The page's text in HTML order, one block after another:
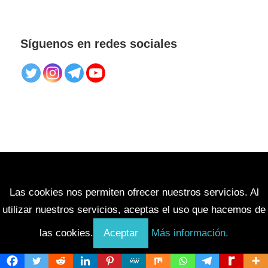
Síguenos en redes sociales
Las cookies nos permiten ofrecer nuestros servicios. Al
utilizar nuestros servicios, aceptas el uso que hacemos de
las cookies. Aceptar Más información.